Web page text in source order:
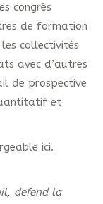
congrès
de formation
collectivités
avec d’autres
de prospective
et
ici.
defend la